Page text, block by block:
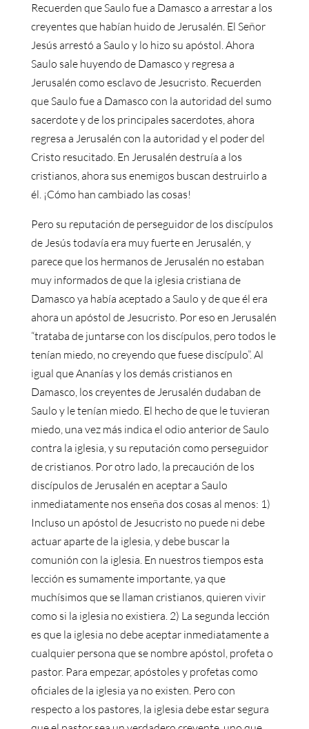
Recuerden que Saulo fue a Damasco a arrestar a los
creyentes que habían huido de Jerusalén. El Señor
Jesús arrestó a Saulo y lo hizo su apóstol. Ahora
Saulo sale huyendo de Damasco y regresa a
Jerusalén como esclavo de Jesucristo. Recuerden
que Saulo fue a Damasco con la autoridad del sumo
sacerdote y de los principales sacerdotes, ahora
regresa a Jerusalén con la autoridad y el poder del
Cristo resucitado. En Jerusalén destruía a los
cristianos, ahora sus enemigos buscan destruirlo a
él. ¡Cómo han cambiado las cosas!
Pero su reputación de perseguidor de los discípulos
de Jesús todavía era muy fuerte en Jerusalén, y
parece que los hermanos de Jerusalén no estaban
muy informados de que la iglesia cristiana de
Damasco ya había aceptado a Saulo y de que él era
ahora un apóstol de Jesucristo. Por eso en Jerusalén
“trataba de juntarse con los discípulos, pero todos le
tenían miedo, no creyendo que fuese discípulo”. Al
igual que Ananías y los demás cristianos en
Damasco, los creyentes de Jerusalén dudaban de
Saulo y le tenían miedo. El hecho de que le tuvieran
miedo, una vez más indica el odio anterior de Saulo
contra la iglesia, y su reputación como perseguidor
de cristianos. Por otro lado, la precaución de los
discípulos de Jerusalén en aceptar a Saulo
inmediatamente nos enseña dos cosas al menos: 1)
Incluso un apóstol de Jesucristo no puede ni debe
actuar aparte de la iglesia, y debe buscar la
comunión con la iglesia. En nuestros tiempos esta
lección es sumamente importante, ya que
muchísimos que se llaman cristianos, quieren vivir
como si la iglesia no existiera. 2) La segunda lección
es que la iglesia no debe aceptar inmediatamente a
cualquier persona que se nombre apóstol, profeta o
pastor. Para empezar, apóstoles y profetas como
oficiales de la iglesia ya no existen. Pero con
respecto a los pastores, la iglesia debe estar segura